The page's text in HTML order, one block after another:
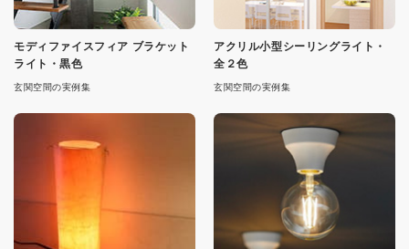
モディファイスフィア ブラケット
ライト・黒色
玄関空間の実例集
アクリル小型シーリングライト・
全２色
玄関空間の実例集